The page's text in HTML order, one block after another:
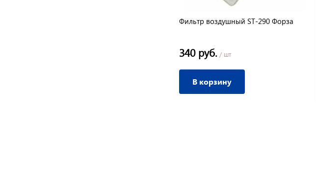
Фильтр воздушный ST-290 Форза
340 руб. / шт
В корзину